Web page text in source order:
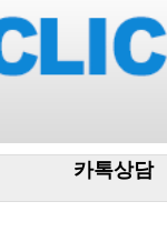
카톡상담